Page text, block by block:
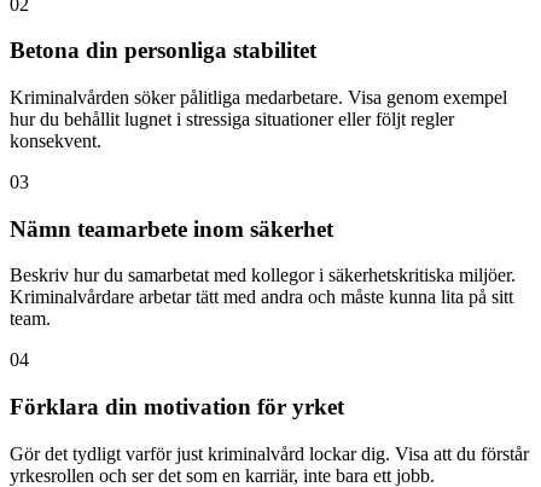
Betona din personliga stabilitet
Kriminalvården söker pålitliga medarbetare. Visa genom exempel
hur du behållit lugnet i stressiga situationer eller följt regler
konsekvent.
03
Nämn teamarbete inom säkerhet
Beskriv hur du samarbetat med kollegor i säkerhetskritiska miljöer.
Kriminalvårdare arbetar tätt med andra och måste kunna lita på sitt
team.
04
Förklara din motivation för yrket
Gör det tydligt varför just kriminalvård lockar dig. Visa att du förstår
yrkesrollen och ser det som en karriär, inte bara ett jobb.